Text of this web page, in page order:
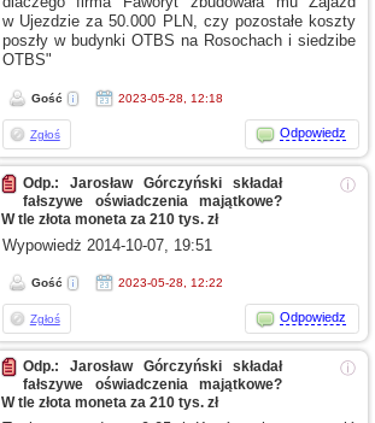
w Ujezdzie za 50.000 PLN, czy pozostałe koszty
poszły w budynki OTBS na Rosochachi siedzibe
OTBS"
Gość 2023-05-28, 12:18
Zgłoś Odpowiedz
ⓘ
Odp.: Jarosław Górczyński składał
fałszywe oświadczenia majątkowe?
W tle złota moneta za 210 tys. zł
Wypowiedż 2014-10-07, 19:51
Gość 2023-05-28, 12:22
Zgłoś Odpowiedz
ⓘ
Odp.: Jarosław Górczyński składał
fałszywe oświadczenia majątkowe?
W tle złota moneta za 210 tys. zł